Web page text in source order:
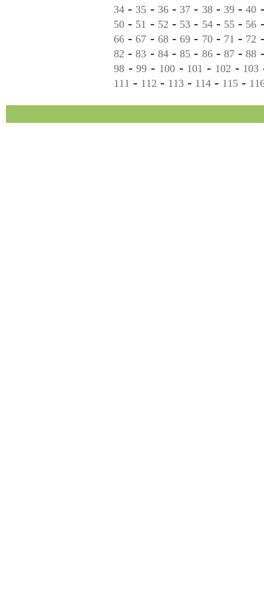
34 - 35 - 36- 37 - 38- 39-40
50 - 51 - 52 - 53 - 54- 55- 56
66 -67 - 68-69 - 70- 71 - 72
82 -83 - 84-85 - 86- 87-88
98 -99 - 100- 101 - 102 - 103
111 - 112 - 113 - 114 - 115 -